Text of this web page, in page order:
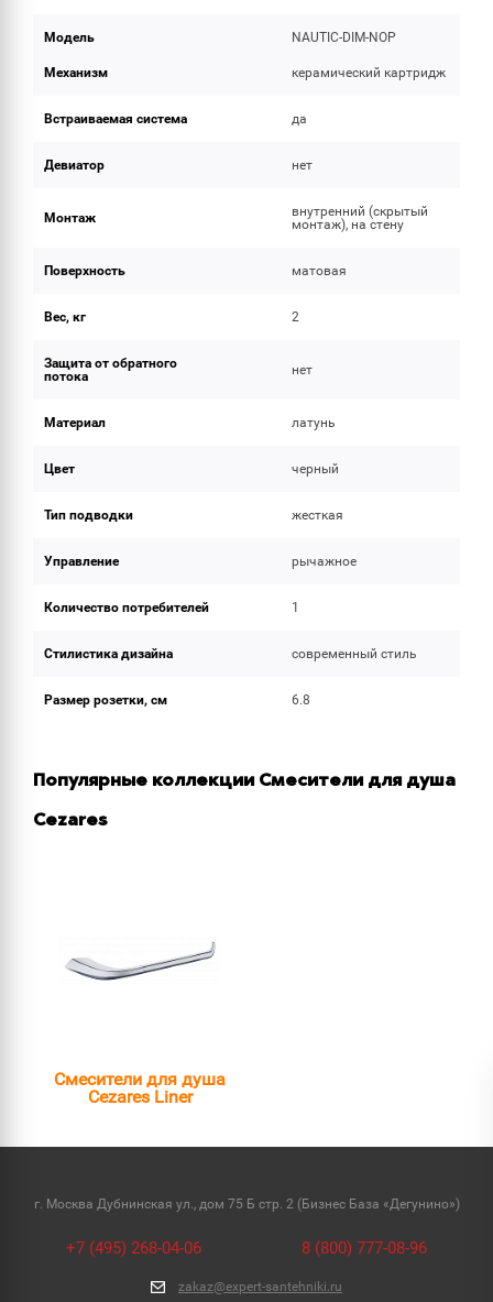
Модель NAUTIC-DIM-NOP
Механизм керамический картридж
Встраиваемая система да
Девиатор нет
Монтаж
внутренний (скрытый
монтаж), на стену
Поверхность матовая
Вес, кг 2
Защита от обратного
потока
нет
Материал латунь
Цвет черный
Тип подводки жесткая
Управление рычажное
Количество потребителей 1
Стилистика дизайна современный стиль
Размер розетки, см 6.8
Популярные коллекции Смесители для душа
Cezares
Смесители для душа
Cezares Liner
г. Москва Дубнинская ул., дом 75 Б стр. 2 (Бизнес База «Дегунино»)
+7 (495) 268-04-06 8 (800) 777-08-96
zakaz@expert-santehniki.ru